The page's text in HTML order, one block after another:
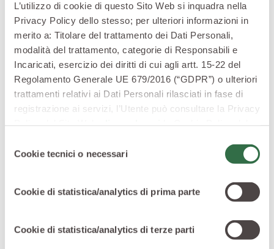
L’utilizzo di cookie di questo Sito Web si inquadra nella
Privacy Policy dello stesso; per ulteriori informazioni in
merito a: Titolare del trattamento dei Dati Personali,
modalità del trattamento, categorie di Responsabili e
Incaricati, esercizio dei diritti di cui agli artt. 15-22 del
Regolamento Generale UE 679/2016 (“GDPR”) o ulteriori
trattamenti relativi ai Dati Personali rilasciati in fase di
registrazione ai servizi, l’Utente può consultare la Privacy
specifiche per i servizi forniti tramite il Sito Web.
delCookie tecnici o necessari
Cookie di statistica/analytics di prima parte
Cookie di statistica/analytics di terze parti
Per gli
agricoltori , questa pratica permette di
ridurre al minimo gli effetti negativi della siccità sulle
piante, garantendosostenibilità aziendalenonostante
le condizioni climatiche avverse. Inoltre, i raccolti
anticipati consentono agli agricoltori di distinguersi,
sia perché le aziende si sono dotate di tecnologie adatte
sia perché possono fornire al pubblico frutta fresca di
alta qualità.
possibilità di gustare vere e proprie primizie,
frutti di
colti un po’ prima rispetto a quanto eravamo abituati.
Tecniche agronomiche per coltivare